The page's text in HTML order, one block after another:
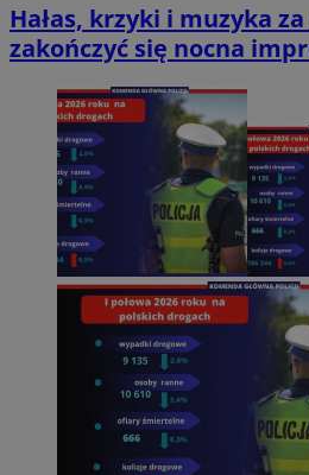
Hałas, krzyki i muzyka
zakończyć się nocna